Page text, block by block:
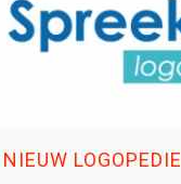
NIEUW LOGOPEDIE